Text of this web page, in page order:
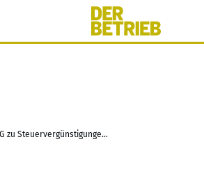
EuG zu Steuervergünstigungen als rechtswidrige Beihilfen